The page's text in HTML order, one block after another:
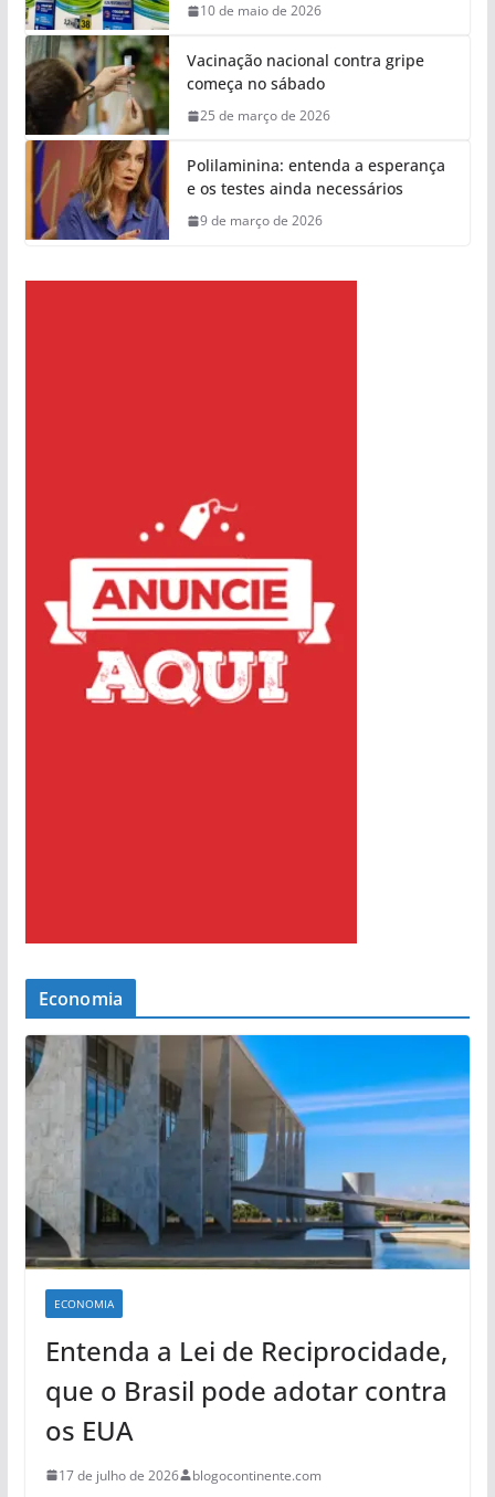
10 de maio de 2026
Vacinação nacional contra gripe
começa no sábado
25 de março de 2026
Polilaminina: entenda a esperança
e os testes ainda necessários
9 de março de 2026
Economia
ECONOMIA
Entenda a Lei de Reciprocidade,
que o Brasil pode adotar contra
os EUA
17 de julho de 2026 blogocontinente.com